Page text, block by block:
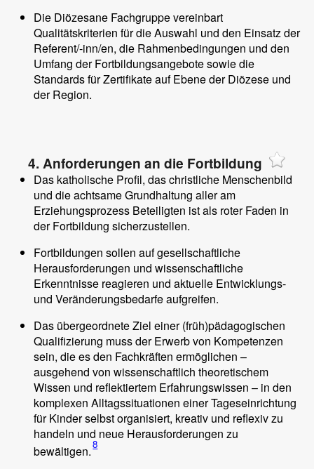
Die Diözesane Fachgruppe vereinbart
Qualitätskriterien für die Auswahl und den Einsatz der
Referent/-inn/en, die Rahmenbedingungen und den
Umfang der Fortbildungsangebote sowie die
Standards für Zertifikate auf Ebene der Diözese und
der Region.
4. Anforderungen an die Fortbildung
Das katholische Profil, das christliche Menschenbild
und die achtsame Grundhaltung aller am
Erziehungsprozess Beteiligten ist als roter Faden in
der Fortbildung sicherzustellen.
Fortbildungen sollen auf gesellschaftliche
Herausforderungen und wissenschaftliche
Erkenntnisse reagieren und aktuelle Entwicklungs-
und Veränderungsbedarfe aufgreifen.
Das übergeordnete Ziel einer (früh)pädagogischen
Qualifizierung muss der Erwerb von Kompetenzen
sein, die es den Fachkräften ermöglichen –
ausgehend von wissenschaftlich theoretischem
Wissen und reflektiertem Erfahrungswissen – in den
komplexen Alltagssituationen einer Tageseinrichtung
für Kinder selbst organisiert, kreativ und reflexiv zu
handeln und neue Herausforderungen zu
bewältigen.8